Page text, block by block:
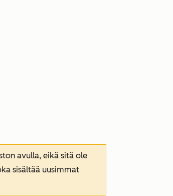
avulla, eikä sitä ole
sisältää uusimmat